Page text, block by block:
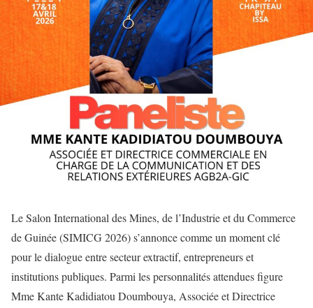
Le Salon International des Mines, de l’Industrie et du Commerce
de Guinée (SIMICG 2026) s’annonce comme un moment clé
pour le dialogue entre secteur extractif, entrepreneurs et
institutions publiques. Parmi les personnalités attendues figure
Mme Kante Kadidiatou Doumbouya, Associée et Directrice